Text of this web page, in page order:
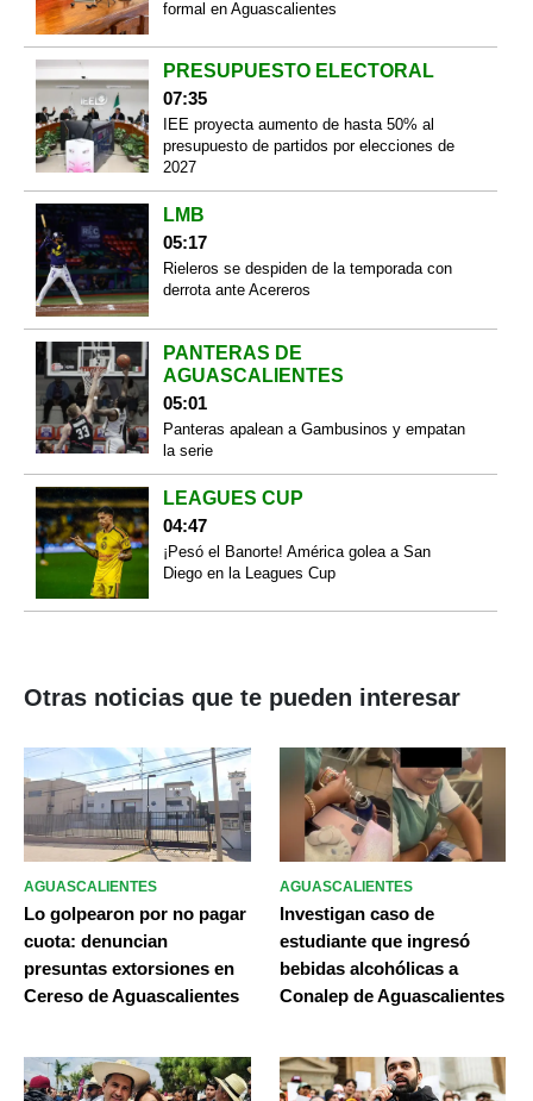
formal en Aguascalientes
PRESUPUESTO ELECTORAL
07:35
IEE proyecta aumento de hasta 50% al
presupuesto de partidos por elecciones de
2027
LMB
05:17
Rieleros se despiden de la temporada con
derrota ante Acereros
PANTERAS DE
AGUASCALIENTES
05:01
Panteras apalean a Gambusinos y empatan
la serie
LEAGUES CUP
04:47
¡Pesó el Banorte! América golea a San
Diego en la Leagues Cup
Otras noticias que te pueden interesar
AGUASCALIENTES
Lo golpearon por no pagar
cuota: denuncian
presuntas extorsiones en
Cereso de Aguascalientes
AGUASCALIENTES
Investigan caso de
estudiante que ingresó
bebidas alcohólicas a
Conalep de Aguascalientes